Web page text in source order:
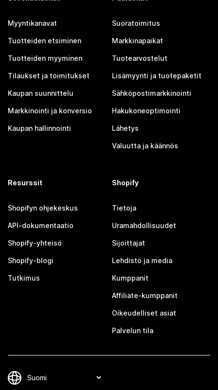
Myyntikanavat
Tuotteiden etsiminen
Tuotteiden myyminen
Tilaukset ja toimitukset
Kaupan suunnittelu
Markkinointi ja konversio
Kaupan hallinnointi
Suoratoimitus
Markkinapaikat
Tuotearvostelut
Lisämyynti ja tuotepaketit
Sähköpostimarkkinointi
Hakukoneoptimointi
Lähetys
Valuutta ja käännös
Resurssit
Shopifyn ohjekeskus
API-dokumentaatio
Shopify-yhteisö
Shopify-blogi
Tutkimus
Shopify
Tietoja
Uramahdollisuudet
Sijoittajat
Lehdistö ja media
Kumppanit
Affiliate-kumppanit
Oikeudelliset asiat
Palvelun tila